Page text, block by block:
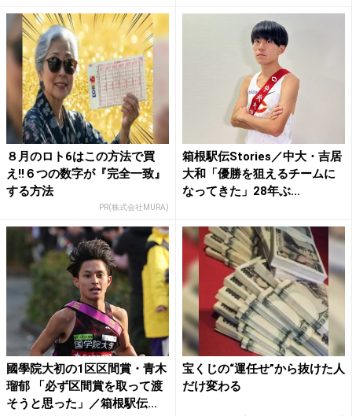
８月のロト6はこの方法で買
え!!６つの数字が『完全一致』
する方法
PR(株式会社MURA)
箱根駅伝Stories／中大・吉居
大和「優勝を狙えるチームに
なってきた」28年ぶ...
國學院大初の1区区間賞・青木
瑠郁 「必ず区間賞を取って渡
そうと思った」／箱根駅伝...
宝くじの“運任せ”から抜けた人
だけ変わる